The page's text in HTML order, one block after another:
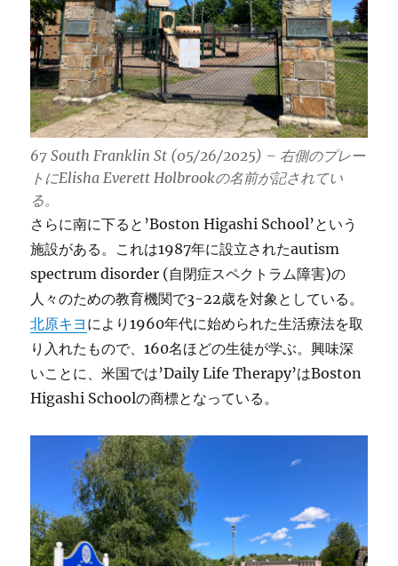
67 South Franklin St (05/26/2025) – 右側のプレー
トにElisha Everett Holbrookの名前が記されてい
る。
さらに南に下ると’Boston Higashi School’という
施設がある。これは1987年に設立されたautism
spectrum disorder (自閉症スペクトラム障害)の
人々のための教育機関で3-22歳を対象としている。
北原キヨ により1960年代に始められた生活療法を取
り入れたもので、160名ほどの生徒が学ぶ。興味深
いことに、米国では’Daily Life Therapy’はBoston
Higashi Schoolの商標となっている。